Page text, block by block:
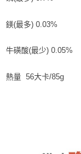
鎂(最多) 0.03%
牛磺酸(最少) 0.05%
熱量 56大卡/85g